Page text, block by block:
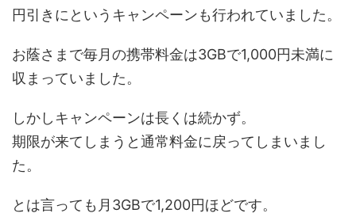
円引きにというキャンペーンも行われていました。
お蔭さまで毎月の携帯料金は3GBで1,000円未満に
収まっていました。
しかしキャンペーンは長くは続かず。
期限が来てしまうと通常料金に戻ってしまいまし
た。
とは言っても月3GBで1,200円ほどです。